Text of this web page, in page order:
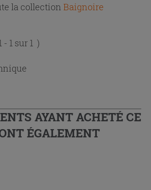
la collection Baignoire
- 1 sur 1 )
AYANT ACHETÉ CE
ÉGALEMENT